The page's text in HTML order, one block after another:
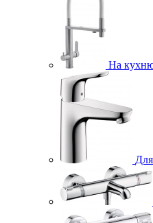
На